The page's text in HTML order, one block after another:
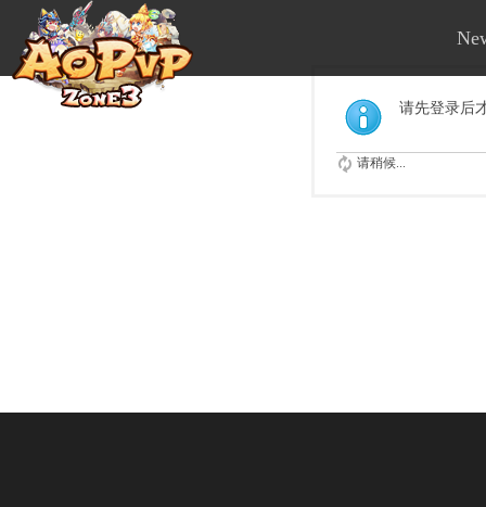
请先登录后
请稍候...